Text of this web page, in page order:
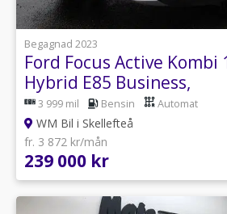
1
Begagnad 2023
Ford Focus Active Kombi
Hybrid E85 Business,
3 999 mil Bensin Automat
WM Bil i Skellefteå
fr. 3 872 kr/mån
239 000 kr